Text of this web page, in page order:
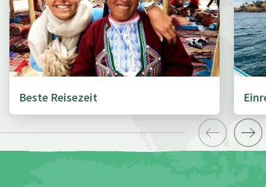
Beste Reisezeit